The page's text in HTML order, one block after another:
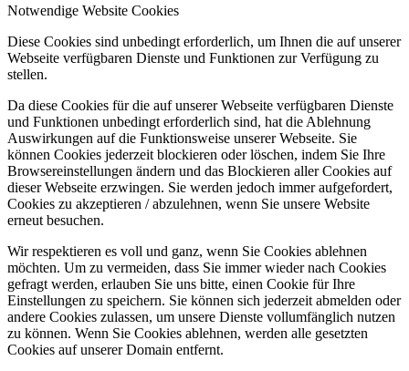
Notwendige Website Cookies
Diese Cookies sind unbedingt erforderlich, um Ihnen die auf unserer
Webseite verfügbaren Dienste und Funktionen zur Verfügung zu
stellen.
Da diese Cookies für die auf unserer Webseite verfügbaren Dienste
und Funktionen unbedingt erforderlich sind, hat die Ablehnung
Auswirkungen auf die Funktionsweise unserer Webseite. Sie
können Cookies jederzeit blockieren oder löschen, indem Sie Ihre
Browsereinstellungen ändern und das Blockieren aller Cookies auf
dieser Webseite erzwingen. Sie werden jedoch immer aufgefordert,
Cookies zu akzeptieren / abzulehnen, wenn Sie unsere Website
erneut besuchen.
Wir respektieren es voll und ganz, wenn Sie Cookies ablehnen
möchten. Um zu vermeiden, dass Sie immer wieder nach Cookies
gefragt werden, erlauben Sie uns bitte, einen Cookie für Ihre
Einstellungen zu speichern. Sie können sich jederzeit abmelden oder
andere Cookies zulassen, um unsere Dienste vollumfänglich nutzen
zu können. Wenn Sie Cookies ablehnen, werden alle gesetzten
Cookies auf unserer Domain entfernt.